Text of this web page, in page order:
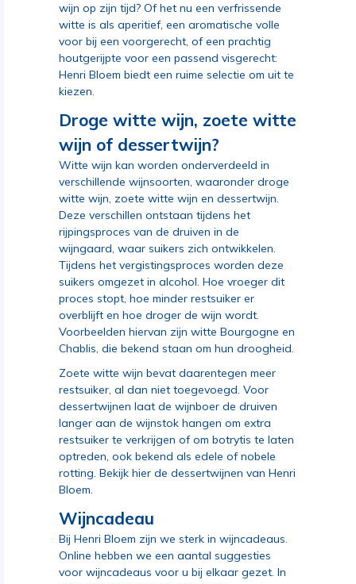
wijn op zijn tijd? Of het nu een verfrissende
witte is als aperitief, een aromatische volle
voor bij een voorgerecht, of een prachtig
houtgerijpte voor een passend visgerecht:
Henri Bloem biedt een ruime selectie om uit te
kiezen.
Droge witte wijn, zoete witte
wijn of dessertwijn?
Witte wijn kan worden onderverdeeld in
verschillende wijnsoorten, waaronder droge
witte wijn, zoete witte wijn en dessertwijn.
Deze verschillen ontstaan tijdens het
rijpingsproces van de druiven in de
wijngaard, waar suikers zich ontwikkelen.
Tijdens het vergistingsproces worden deze
suikers omgezet in alcohol. Hoe vroeger dit
proces stopt, hoe minder restsuiker er
overblijft en hoe droger de wijn wordt.
Voorbeelden hiervan zijn witte Bourgogne en
Chablis, die bekend staan om hun droogheid.
Zoete witte wijn bevat daarentegen meer
restsuiker, al dan niet toegevoegd. Voor
dessertwijnen laat de wijnboer de druiven
langer aan de wijnstok hangen om extra
restsuiker te verkrijgen of om botrytis te laten
optreden, ook bekend als edele of nobele
rotting. Bekijk hier de dessertwijnen van Henri
Bloem.
Wijncadeau
Bij Henri Bloem zijn we sterk in wijncadeaus.
Online hebben we een aantal suggesties
voor wijncadeaus voor u bij elkaar gezet. In